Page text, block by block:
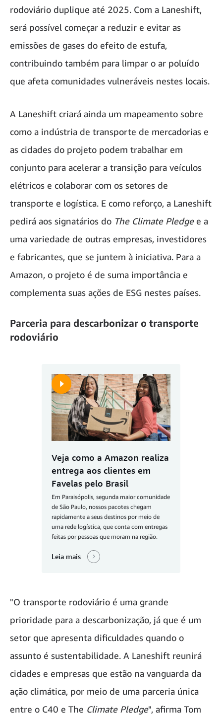
rodoviário duplique até 2025. Com a Laneshift,
será possível começar a reduzir e evitar as
emissões de gases do efeito de estufa,
contribuindo também para limpar o ar poluído
que afeta comunidades vulneráveis nestes locais.
A Laneshift criará ainda um mapeamento sobre
como a indústria de transporte de mercadorias e
as cidades do projeto podem trabalhar em
conjunto para acelerar a transição para veículos
elétricos e colaborar com os setores de
transporte e logística. E como reforço, a Laneshift
pedirá aos signatários do The Climate Pledgee a
uma variedade de outras empresas, investidores
e fabricantes, que se juntem à iniciativa. Para a
Amazon, o projeto é de suma importância e
complementa suas ações de ESG nestes países.
Parceria para descarbonizar o transporte
rodoviário
Veja como a Amazon realiza
entrega aos clientes em
Favelas pelo Brasil
Em Paraisópolis, segunda maior comunidade
de São Paulo, nossos pacotes chegam
rapidamente a seus destinos por meio de
uma rede logística, que conta com entregas
feitas por pessoas que moram na região.
Leia mais
"O transporte rodoviário é uma grande
prioridade para a descarbonização, já que é um
setor que apresenta dificuldades quando o
assunto é sustentabilidade. A Laneshift reunirá
cidades e empresas que estão na vanguarda da
ação climática, por meio de uma parceria única
entre o C40 e The Climate Pledge", afirma Tom